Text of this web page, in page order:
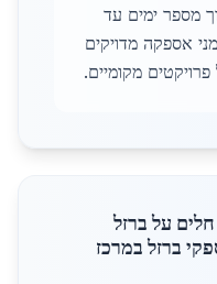
מספר ימים עד
אספקה מדויקים
מקומיים.
על ברזל
ברזל במרכז